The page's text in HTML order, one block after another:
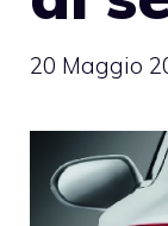
20 Maggio